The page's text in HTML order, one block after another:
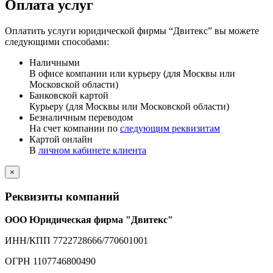
Оплата услуг
Оплатить услуги юридической фирмы “Двитекс” вы можете
следующими способами:
Наличными
В офисе компании или курьеру (для Москвы или
Московской области)
Банковской картой
Курьеру (для Москвы или Московской области)
Безналичным переводом
На счет компании по следующим реквизитам
Картой онлайн
В личном кабинете клиента
×
Реквизиты компаний
ООО Юридическая фирма "Двитекс"
ИНН/КПП 7722728666/770601001
ОГРН 1107746800490